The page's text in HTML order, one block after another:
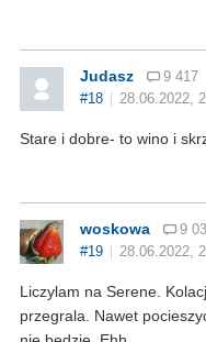
Judasz
9 417
#18
28.06.2022,
Stare i dobre- to wino i
woskowa
9
#19
28.06.2022,
Liczylam na Serene.
przegrala. Nawet